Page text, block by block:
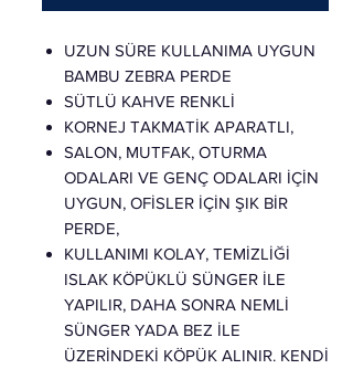
UZUN SÜRE KULLANIMA UYGUN
BAMBU ZEBRA PERDE
SÜTLÜ KAHVE RENKLİ
KORNEJ TAKMATİK APARATLI,
SALON, MUTFAK, OTURMA
ODALARI VE GENÇ ODALARI İÇİN
UYGUN, OFİSLER İÇİN ŞIK BİR
PERDE,
KULLANIMI KOLAY, TEMİZLİĞİ
ISLAK KÖPÜKLÜ SÜNGER İLE
YAPILIR, DAHA SONRA NEMLİ
SÜNGER YADA BEZ İLE
ÜZERİNDEKİ KÖPÜK ALINIR. KENDİ